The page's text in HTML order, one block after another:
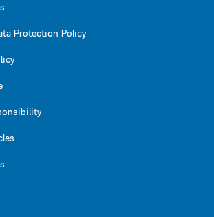
Protection Policy